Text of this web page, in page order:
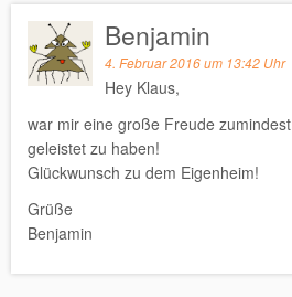
Benjamin
4. Februar 2016 um 13:42 Uhr
Hey Klaus,
war mir eine große Freude
geleistet zu haben!
Glückwunsch zu dem Eigenheim!
Grüße
Benjamin